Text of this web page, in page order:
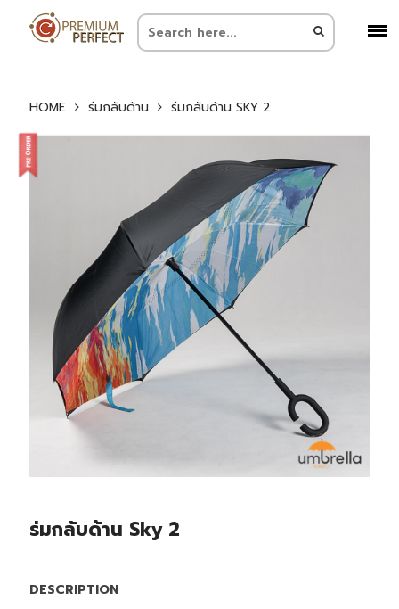
HOME ร่มกลับด้าน ร่มกลับด้าน SKY 2
ร่มกลับด้าน Sky 2
DESCRIPTION